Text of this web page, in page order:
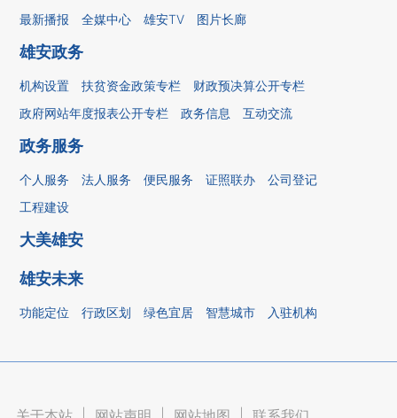
最新播报 全媒中心 雄安TV 图片长廊
雄安政务
机构设置 扶贫资金政策专栏
财政预决算公开专栏
政府网站年度报表公开专栏
政务信息 互动交流
政务服务
个人服务 法人服务 便民服务 证照联办
公司登记
工程建设
大美雄安
雄安未来
功能定位 行政区划 绿色宜居 智慧城市 入驻机构